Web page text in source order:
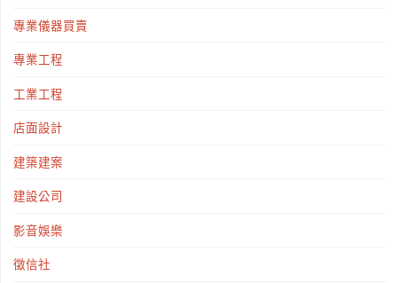
專業儀器買賣
專業工程
工業工程
店面設計
建築建案
建設公司
影音娛樂
徵信社